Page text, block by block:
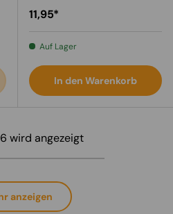
Normaler Preis
11,95*
Auf Lager
In den Warenkorb
wird angezeigt
anzeigen